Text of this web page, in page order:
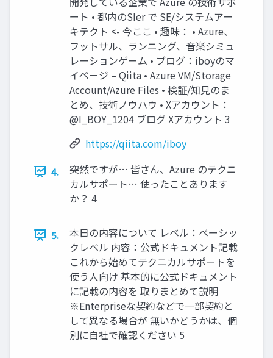
ート • 都内のSIer で SE/システムアー
キテクト <- 今ここ • 趣味： • Azure、
フットサル、ランニング、音楽シミュ
レーションゲーム • ブログ：iboyのマ
イページ – Qiita • Azure VM/Storage
Account/Azure Files • 検証/知見のま
とめ、技術ノウハウ • Xアカウント：
@I_BOY_1204 ブログ Xアカウント 3
https://qiita.com/iboy
4.
突然ですが… 皆さん、Azure のテクニ
カルサポート… 使ったことあります
か？ 4
5.
本日の内容について レベル：ベーシッ
クレベル 内容：公式ドキュメント記載
これから始めてテクニカルサポートを
使う人向け 基本的に公式ドキュメント
に記載の内容を 取りまとめて説明
※Enterpriseな契約などで一部契約と
して異なる場合が 無いかどうかは、個
別に自社で確認ください 5